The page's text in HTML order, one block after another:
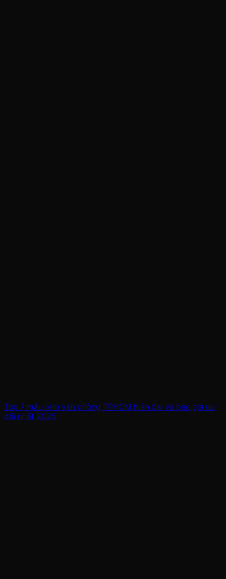
Top 7 mẫu rèm văn phòng TPHCM hiện đại và báo giá ưu
đãi nhất 2025